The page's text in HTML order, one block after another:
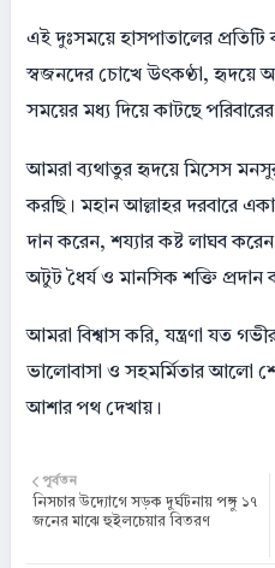
এই দুঃসময়ে হাসপাতালের প্রতিটি
স্বজনদের চোখে উৎকণ্ঠা, হৃদয়ে
সময়ের মধ্য দিয়ে কাটছে পরিবারের
আমরা ব্যথাতুর হৃদয়ে মিসেস
করছি। মহান আল্লাহর দরবারে
দান করেন, শয্যার কষ্ট লাঘব
অটুট ধৈর্য ও মানসিক শক্তি প্রদান
আমরা বিশ্বাস করি, যন্ত্রণা যত
ভালোবাসা ও সহমর্মিতার আলো
আশার পথ দেখায়।
পূর্বতন
নিসচার উদ্যোগে সড়ক দুর্ঘটনায় পঙ্গু ১৭
জনের মাঝে হুইলচেয়ার বিতরণ